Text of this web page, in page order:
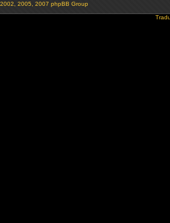
2005, 2007 phpBB Group